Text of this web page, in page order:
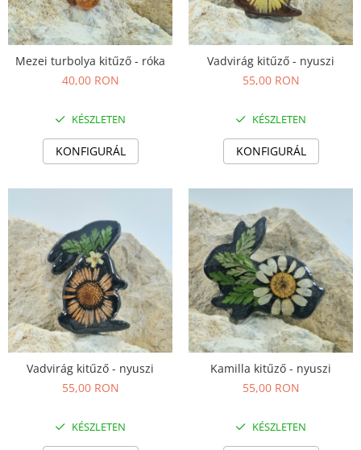
Mezei turbolya kitűző - róka
40,00 RON
KÉSZLETEN
KONFIGURÁL
Vadvirág kitűző - nyuszi
55,00 RON
KÉSZLETEN
KONFIGURÁL
Vadvirág kitűző - nyuszi
55,00 RON
KÉSZLETEN
Kamilla kitűző - nyuszi
55,00 RON
KÉSZLETEN